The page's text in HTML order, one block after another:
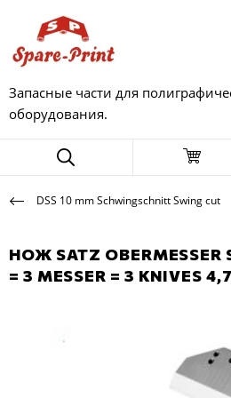
Запасные части для
оборудования.
DSS 10 mm Schwingschnitt Swing cut
НОЖ SATZ OBERMESSER
= 3 MESSER = 3 KNIVES